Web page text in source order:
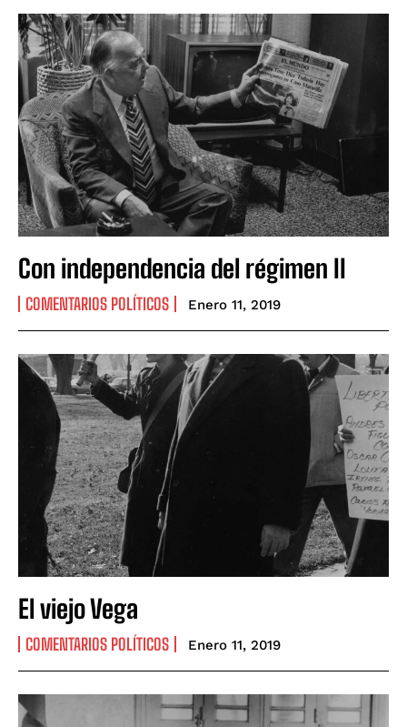
Con independencia del régimen II
COMENTARIOS POLÍTICOS Enero 11, 2019
El viejo Vega
COMENTARIOS POLÍTICOS Enero 11, 2019